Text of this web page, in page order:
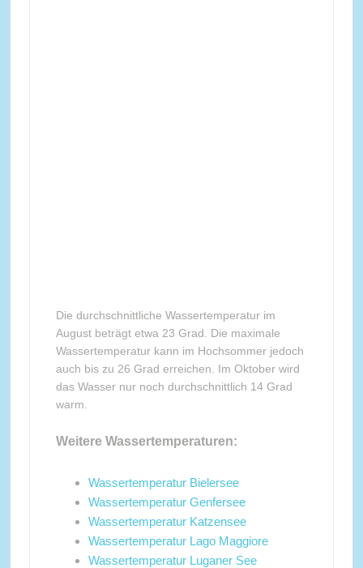
Die durchschnittliche Wassertemperatur im
August beträgt etwa 23 Grad. Die maximale
Wassertemperatur kann im Hochsommer jedoch
auch bis zu 26 Grad erreichen. Im Oktober wird
das Wasser nur noch durchschnittlich 14 Grad
warm.
Weitere Wassertemperaturen:
Wassertemperatur Bielersee
Wassertemperatur Genfersee
Wassertemperatur Katzensee
Wassertemperatur Lago Maggiore
Wassertemperatur Luganer See